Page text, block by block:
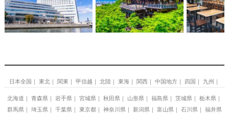
日本全国 東北 関東 甲信越 北陸 東海 関西 中国地方 四国 九州
北海道 青森県 岩手県 宮城県 秋田県 山形県 福島県 茨城県
栃木県
群馬県
埼玉県 千葉県 東京都 神奈川県 新潟県 富山県 石川県
福井県